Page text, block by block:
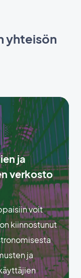
yhteisön
ja
verkosto
voit
kiinnostunut
ja